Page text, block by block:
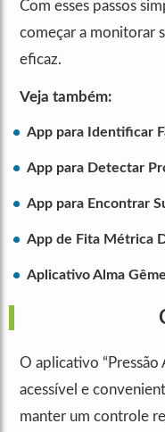
Com esses passos
começar a monitorar
eficaz.
Veja também:
App para Identificar
App para Detectar
App para Encontrar
App de Fita Métrica
Aplicativo Alma
O aplicativo “Pressão
acessível e
manter um controle